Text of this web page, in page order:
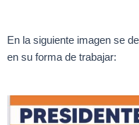
En la siguiente imagen se
en su forma de trabajar: